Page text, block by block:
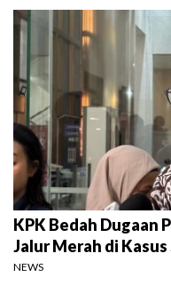
KPK Bedah Dugaan
Jalur Merah di Kasus
NEWS